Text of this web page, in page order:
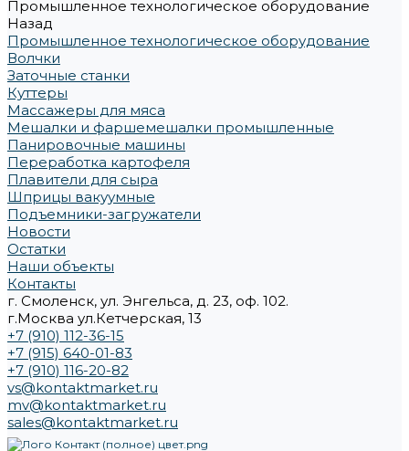
Промышленное технологическое оборудование
Назад
Промышленное технологическое оборудование
Волчки
Заточные станки
Куттеры
Массажеры для мяса
Мешалки и фаршемешалки промышленные
Панировочные машины
Переработка картофеля
Плавители для сыра
Шприцы вакуумные
Подъемники-загружатели
Новости
Остатки
Наши объекты
Контакты
г. Смоленск, ул. Энгельса, д. 23, оф. 102.
г.Москва ул.Кетчерская, 13
+7 (910) 112-36-15
+7 (915) 640-01-83
+7 (910) 116-20-82
vs@kontaktmarket.ru
mv@kontaktmarket.ru
sales@kontaktmarket.ru